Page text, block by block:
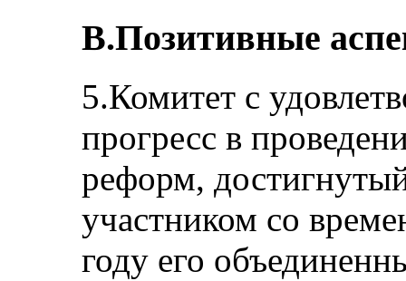
B.Позитивные
5.Комитет с
прогресс в
реформ,
участником со
году его